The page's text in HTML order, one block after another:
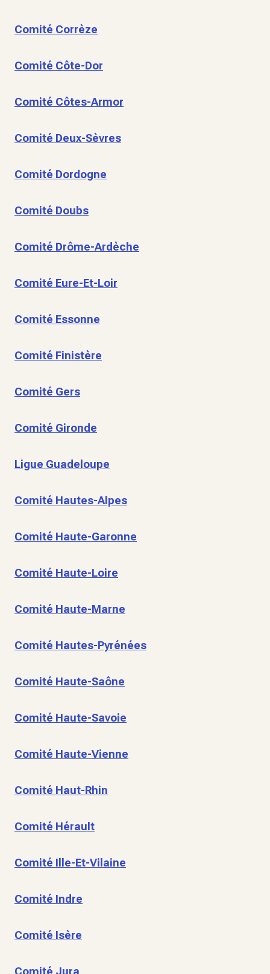
Comité Corrèze
Comité Côte-Dor
Comité Côtes-Armor
Comité Deux-Sèvres
Comité Dordogne
Comité Doubs
Comité Drôme-Ardèche
Comité Eure-Et-Loir
Comité Essonne
Comité Finistère
Comité Gers
Comité Gironde
Ligue Guadeloupe
Comité Hautes-Alpes
Comité Haute-Garonne
Comité Haute-Loire
Comité Haute-Marne
Comité Hautes-Pyrénées
Comité Haute-Saône
Comité Haute-Savoie
Comité Haute-Vienne
Comité Haut-Rhin
Comité Hérault
Comité Ille-Et-Vilaine
Comité Indre
Comité Isère
Comité Jura